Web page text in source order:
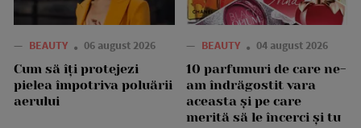
— BEAUTY 06 august 2026
Cum să îți protejezi
pielea împotriva poluării
aerului
— BEAUTY 04 august 2026
10 parfumuri de care ne-
am îndrăgostit vara
aceasta și pe care
merită să le încerci și tu